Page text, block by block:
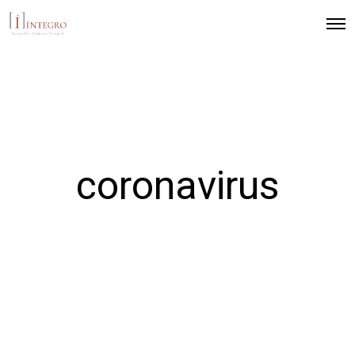
coronavirus